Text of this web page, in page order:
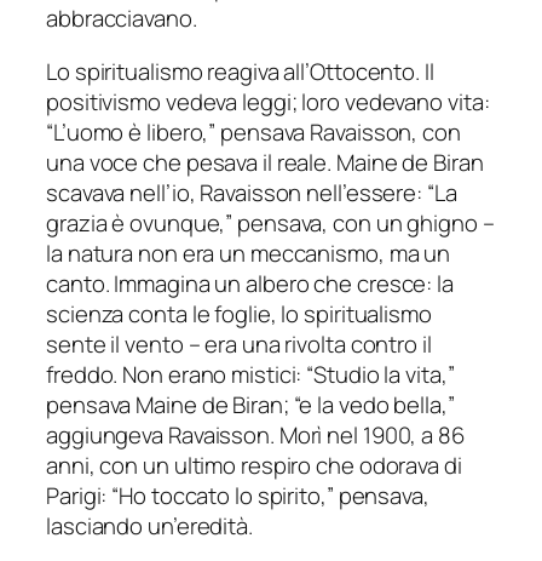
abbracciavano.
Lo spiritualismo reagiva all’Ottocento. Il
positivismo vedeva leggi; loro vedevano vita:
“L’uomo è libero,” pensava Ravaisson, con
una voce che pesava il reale. Maine de Biran
scavava nell’io, Ravaisson nell’essere: “La
grazia è ovunque,” pensava, con un ghigno –
la natura non era un meccanismo, ma un
canto. Immagina un albero che cresce: la
scienza conta le foglie, lo spiritualismo
sente il vento – era una rivolta contro il
freddo. Non erano mistici: “Studio la vita,”
pensava Maine de Biran; “e la vedo bella,”
aggiungeva Ravaisson. Morì nel 1900, a 86
anni, con un ultimo respiro che odorava di
Parigi: “Ho toccato lo spirito,” pensava,
lasciando un’eredità.